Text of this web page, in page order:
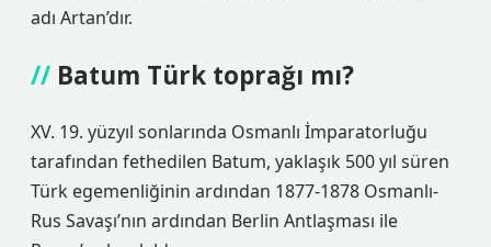
adı Artan’dır.
Batum Türk toprağı mı?
XV. 19. yüzyıl sonlarında Osmanlı İmparatorluğu
tarafından fethedilen Batum, yaklaşık 500 yıl süren
Türk egemenliğinin ardından 1877-1878 Osmanlı-
Rus Savaşı’nın ardından Berlin Antlaşması ile